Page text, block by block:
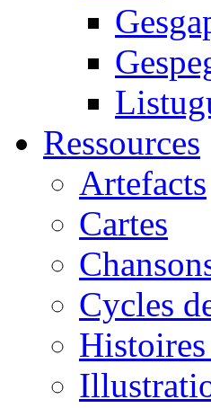
Ressources
Artefacts
Cartes
Cycles